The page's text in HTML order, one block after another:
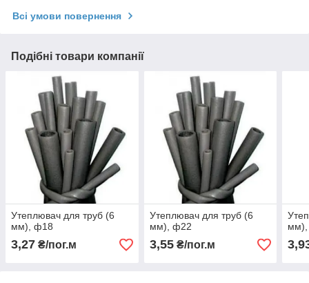
Всі умови повернення
Подібні товари компанії
Утеплювач для труб (6
мм), ф18
3,27 ₴/пог.м
Утеплювач для труб (6
мм), ф22
3,55₴/пог.м